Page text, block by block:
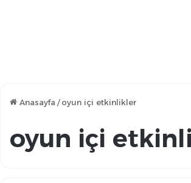
Anasayfa / oyun içi etkinlikler
oyun içi